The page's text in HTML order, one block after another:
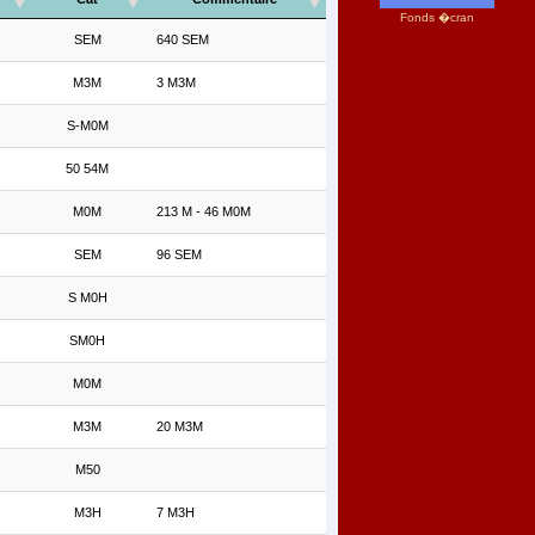
SEM 640 SEM
M3M 3 M3M
S-M0M
50 54M
M0M 213 M - 46 M0M
SEM 96 SEM
S M0H
SM0H
M0M
M3M 20 M3M
M50
M3H 7 M3H
Fonds �cran